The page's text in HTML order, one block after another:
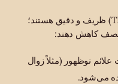
ادعاهای مربوط به آسیب‌های مغزی (TBI) ظریف و دقیق هستند؛
نصف کاهش دهند:
نوظهور (مثلاً زوال
می‌شود.